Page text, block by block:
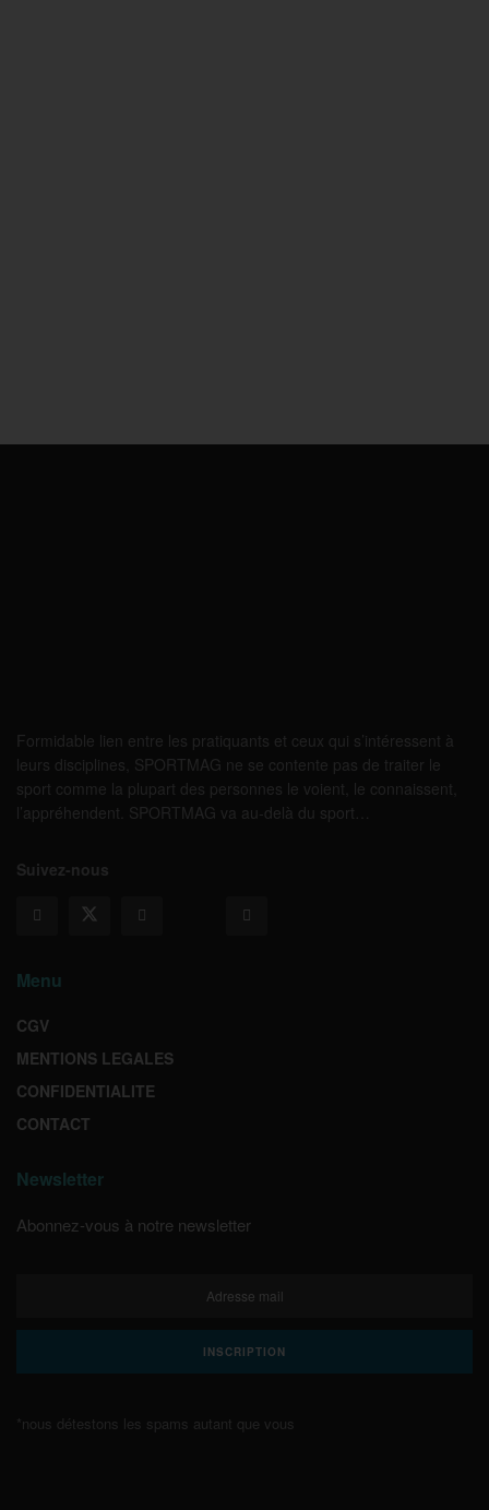
Formidable lien entre les pratiquants et ceux qui s’intéressent à
leurs disciplines, SPORTMAG ne se contente pas de traiter le
sport comme la plupart des personnes le voient, le connaissent,
l’appréhendent. SPORTMAG va au-delà du sport…
Suivez-nous
Menu
CGV
MENTIONS LEGALES
CONFIDENTIALITE
CONTACT
Newsletter
Abonnez-vous à notre newsletter
*nous détestons les spams autant que vous